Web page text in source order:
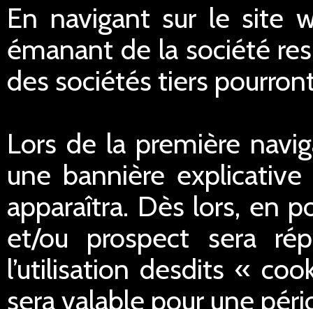
En navigant sur le site
émanant de la société
des sociétés tiers
Lors de la première
une bannière
apparaîtra. Dès lors, en
et/ou prospect sera
l’utilisation desdits «
sera valable pour une